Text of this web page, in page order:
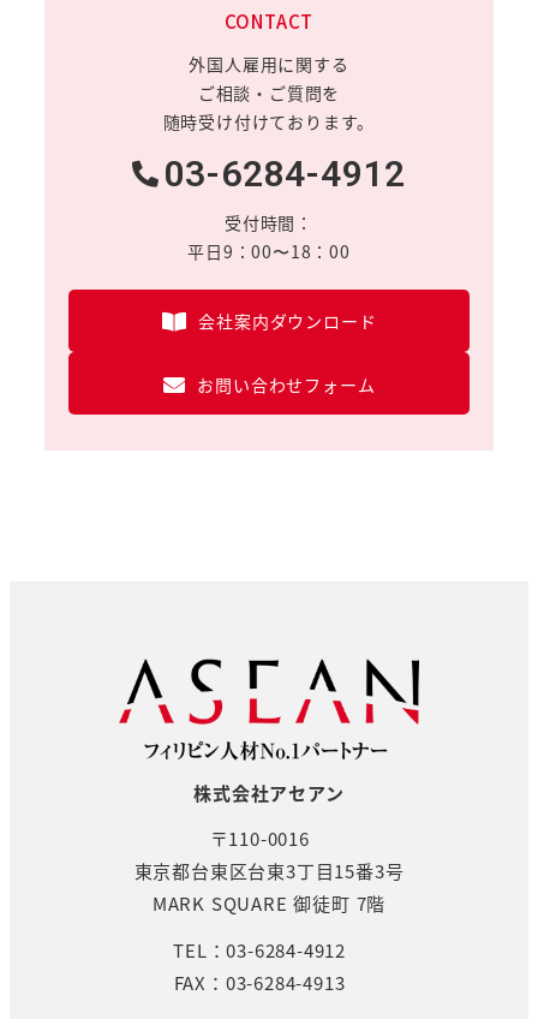
CONTACT
外国人雇用に関する
ご相談・ご質問を
随時受け付けております。
03-6284-4912
受付時間：
平日9：00〜18：00
会社案内ダウンロード
お問い合わせフォーム
株式会社アセアン
〒110-0016
東京都台東区台東3丁目15番3号
MARK SQUARE 御徒町 7階
TEL：03-6284-4912
FAX：03-6284-4913